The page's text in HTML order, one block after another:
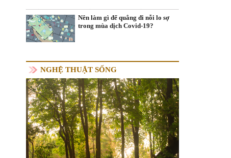
Nên làm gì để quẳng đi nỗi lo sợ
trong mùa dịch Covid-19?
NGHỆ THUẬT SỐNG